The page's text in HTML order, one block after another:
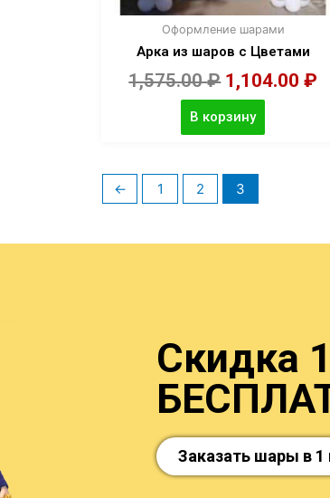
Оформление шарами
Арка из шаров с Цветами
1,575.00₽ 1,104.00₽
В корзину
← 1 2 3
Скидка
Заказать шары в 1